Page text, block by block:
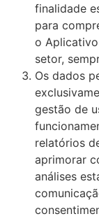
finalidade
para
o
setor,
Os dados
gestão de
relatórios
aprimorar
análises